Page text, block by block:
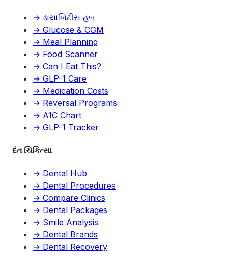
→ ડાયાબિટીસ હબ
→ Glucose & CGM
→ Meal Planning
→ Food Scanner
→ Can I Eat This?
→ GLP-1 Care
→ Medication Costs
→ Reversal Programs
→ A1C Chart
→ GLP-1 Tracker
દંત ચિકિત્સા
→ Dental Hub
→ Dental Procedures
→ Compare Clinics
→ Dental Packages
→ Smile Analysis
→ Dental Brands
→ Dental Recovery